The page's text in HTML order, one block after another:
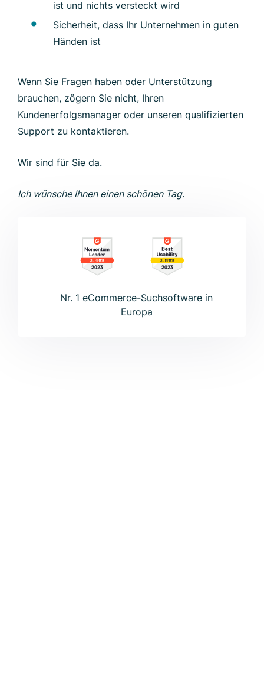
ist und nichts versteckt wird
Sicherheit, dass Ihr Unternehmen in guten
Händen ist
Wenn Sie Fragen haben oder Unterstützung
brauchen, zögern Sie nicht, Ihren
Kundenerfolgsmanager oder unseren qualifizierten
Support zu kontaktieren.
Wir sind für Sie da.
Ich wünsche Ihnen einen schönen Tag.
Nr. 1 eCommerce-Suchsoftware in
Europa